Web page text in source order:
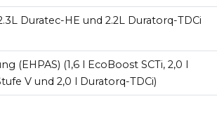
Duratec-HE und 2.2L Duratorq-TDCi
(EHPAS) (1,6 l EcoBoost SCTi, 2,0 l
V und 2,0 l Duratorq-TDCi)